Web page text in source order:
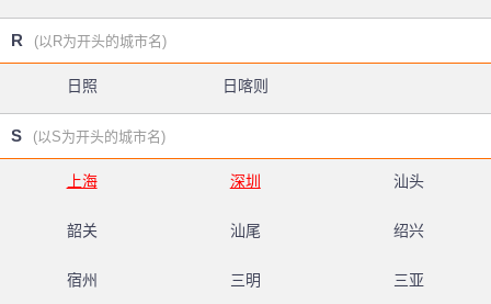
R (以R为开头的城市名)
日照 日喀则
S (以S为开头的城市名)
上海 深圳 汕头
韶关 汕尾 绍兴
宿州 三明 三亚